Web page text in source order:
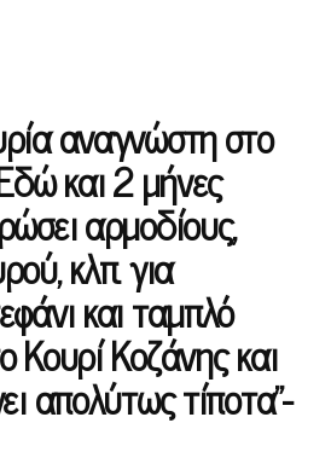
αναγνώστη στο
και 2 μήνες
αρμοδίους,
κλπ. για
και ταμπλό
Κουρί Κοζάνης και
απολύτως τίποτα”-